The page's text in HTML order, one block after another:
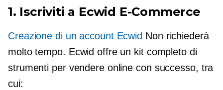
1. Iscriviti a Ecwid E-Commerce
Creazione di un account Ecwid Non richiederà
molto tempo. Ecwid offre un kit completo di
strumenti per vendere online con successo, tra
cui: